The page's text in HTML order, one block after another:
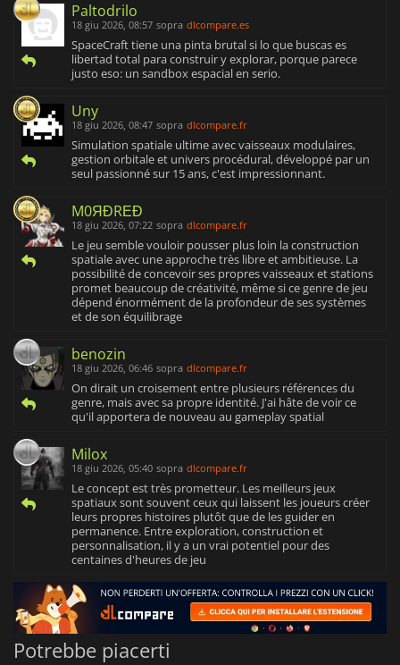
Paltodrilo
18 giu 2026, 08:57 sopra dlcompare.es
SpaceCraft tiene una pinta brutal si lo que buscas es
libertad total para construir y explorar, porque parece
justo eso: un sandbox espacial en serio.
Uny
18 giu 2026, 08:47 sopra dlcompare.fr
Simulation spatiale ultime avec vaisseaux modulaires,
gestion orbitale et univers procédural, développé par un
seul passionné sur 15 ans, c'est impressionnant.
M0ЯĐRΕĐ
18 giu 2026, 07:22 sopra dlcompare.fr
Le jeu semble vouloir pousser plus loin la construction
spatiale avec une approche très libre et ambitieuse. La
possibilité de concevoir ses propres vaisseaux et stations
promet beaucoup de créativité, même si ce genre de jeu
dépend énormément de la profondeur de ses systèmes
et de son équilibrage
benozin
18 giu 2026, 06:46 sopra dlcompare.fr
On dirait un croisement entre plusieurs références du
genre, mais avec sa propre identité. J'ai hâte de voir ce
qu'il apportera de nouveau au gameplay spatial
Milox
18 giu 2026, 05:40 sopra dlcompare.fr
Le concept est très prometteur. Les meilleurs jeux
spatiaux sont souvent ceux qui laissent les joueurs créer
leurs propres histoires plutôt que de les guider en
permanence. Entre exploration, construction et
personnalisation, il y a un vrai potentiel pour des
centaines d'heures de jeu
Potrebbe piacerti